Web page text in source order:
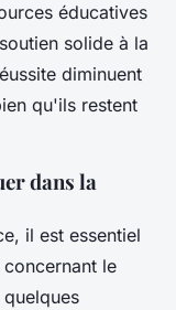
éducatives
solide à la
diminuent
qu'ils restent
dans la
il est essentiel
le